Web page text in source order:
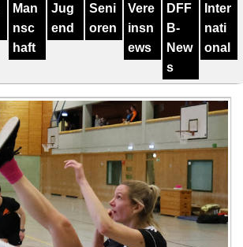
Man
nsc
haft
Jug
end
Seni
oren
Vere
insn
ews
DFF
B-
New
s
Inter
nati
onal